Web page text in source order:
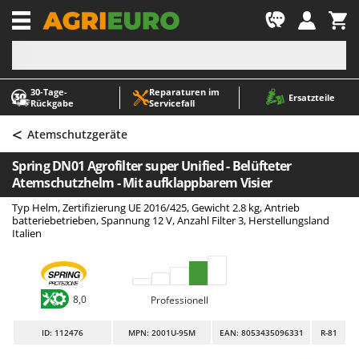
30‑Tage-
Rückgabe
Reparaturen im
Servicefall
Ersatzteile
-1
A
Abbeermaschinen - Traubenmühlen
Abfüllgeräte
Akku Gartenscheren
Akku Gras- und Strauchscheren
Akku-Stichsägen
Allzwecktransporter - Motorschubkarren
Anbaubagger Heckbagger für Traktoren
Arbeitsschutzkleidung
A
ABAC
AgriEuro Premium
AgriEuro TOP-LINE
AGT
Aima
Airmec
ALA 2000
Alce
< Atemschutzgeräte
Spring DN01 Agrofilter super Unified - Belüfteter
Atemschutzhelm - Mit aufklappbarem Visier
Typ Helm, Zertifizierung UE 2016/425, Gewicht 2.8 kg, Antrieb
batteriebetrieben, Spannung 12 V, Anzahl Filter 3, Herstellungsland
Italien
8,0 Professionell
ID: 112476 MPN: 2001U-95M EAN: 8053435096331 R-81